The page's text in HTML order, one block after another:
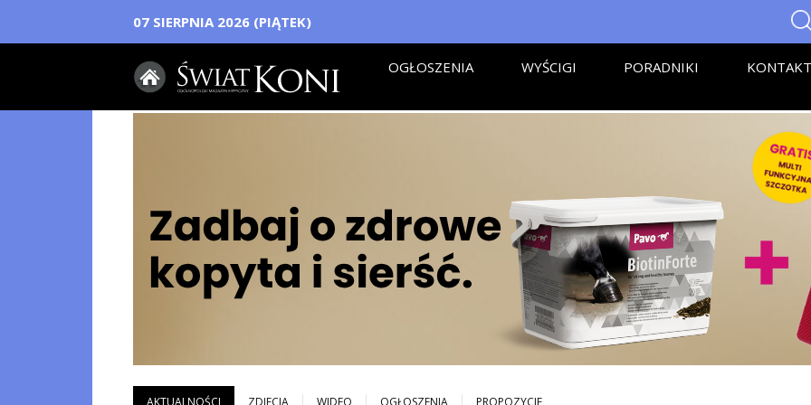
07 SIERPNIA 2026 (PIĄTEK)
OGŁOSZENIA WYŚCIGI PORADNIKI KONTAKT
AKTUALNOŚCI ZDJECIA WIDEO OGŁOSZENIA PROPOZYCJE